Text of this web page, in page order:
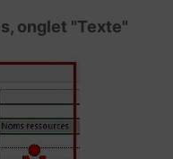
onglet "Texte"